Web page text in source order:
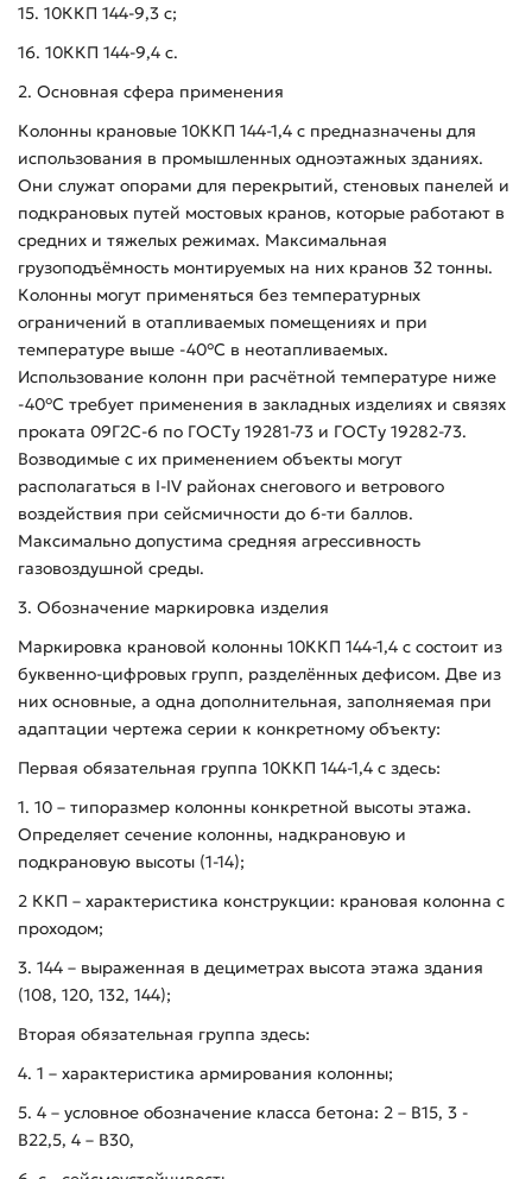
15. 10ККП 144-9,3 с;
16. 10ККП 144-9,4 с.
2. Основная сфера применения
Колонны крановые 10ККП 144-1,4 с предназначены для
использования в промышленных одноэтажных зданиях.
Они служат опорами для перекрытий, стеновых панелей и
подкрановых путей мостовых кранов, которые работают в
средних и тяжелых режимах. Максимальная
грузоподъёмность монтируемых на них кранов 32 тонны.
Колонны могут применяться без температурных
ограничений в отапливаемых помещениях и при
температуре выше -40°С в неотапливаемых.
Использование колонн при расчётной температуре ниже
-40°С требует применения в закладных изделиях и связях
проката 09Г2С-6 по ГОСТу 19281-73 и ГОСТу 19282-73.
Возводимые с их применением объекты могут
располагаться в I-IV районах снегового и ветрового
воздействия при сейсмичности до 6-ти баллов.
Максимально допустима средняя агрессивность
газовоздушной среды.
3. Обозначение маркировка изделия
Маркировка крановой колонны 10ККП 144-1,4 с состоит из
буквенно-цифровых групп, разделённых дефисом. Две из
них основные, а одна дополнительная, заполняемая при
адаптации чертежа серии к конкретному объекту:
Первая обязательная группа 10ККП 144-1,4 с здесь:
1. 10 – типоразмер колонны конкретной высоты этажа.
Определяет сечение колонны, надкрановую и
подкрановую высоты (1-14);
2 ККП – характеристика конструкции: крановая колонна с
проходом;
3. 144 – выраженная в дециметрах высота этажа здания
(108, 120, 132, 144);
Вторая обязательная группа здесь:
4. 1 – характеристика армирования колонны;
5. 4 – условное обозначение класса бетона: 2 – В15, 3 -
В22,5, 4 – В30,